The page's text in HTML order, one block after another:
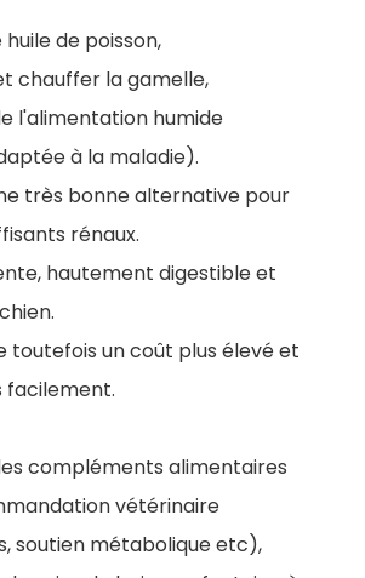
de poisson,
chauffer la gamelle,
l'alimentation humide
à la maladie).
très bonne alternative pour
rénaux.
hautement digestible et
toutefois un coût plus élevé et
facilement.
compléments alimentaires
vétérinaire
soutien métabolique etc),